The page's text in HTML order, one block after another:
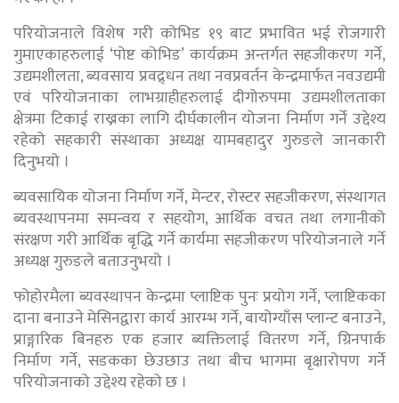
परियोजनाले विशेष गरी कोभिड १९ बाट प्रभावित भई रोजगारी
गुमाएकाहरुलाई ‘पोष्ट कोभिड’ कार्यक्रम अन्तर्गत सहजीकरण गर्ने,
उद्यमशीलता, ब्यवसाय प्रवद्र्धन तथा नवप्रवर्तन केन्द्रमार्फत नवउद्यमी
एवं परियोजनाका लाभग्राहीहरुलाई दीगोरुपमा उद्यमशीलताका
क्षेत्रमा टिकाई राख्नका लागि दीर्घकालीन योजना निर्माण गर्ने उद्देश्य
रहेको सहकारी संस्थाका अध्यक्ष यामबहादुर गुरुङले जानकारी
दिनुभयो ।
ब्यवसायिक योजना निर्माण गर्ने, मेन्टर, रोस्टर सहजीकरण, संस्थागत
ब्यवस्थापनमा समन्वय र सहयोग, आर्थिक वचत तथा लगानीको
संरक्षण गरी आर्थिक बृद्धि गर्ने कार्यमा सहजीकरण परियोजनाले गर्ने
अध्यक्ष गुरुङले बताउनुभयो ।
फोहोरमैला ब्यवस्थापन केन्द्रमा प्लाष्टिक पुनः प्रयोग गर्ने, प्लाष्टिकका
दाना बनाउने मेसिनद्वारा कार्य आरम्भ गर्ने, बायोग्याँस प्लान्ट बनाउने,
प्राङ्गारिक बिनहरु एक हजार ब्यक्तिलाई वितरण गर्ने, ग्रिनपार्क
निर्माण गर्ने, सडकका छेउछाउ तथा बीच भागमा बृक्षारोपण गर्ने
परियोजनाको उद्देश्य रहेको छ ।